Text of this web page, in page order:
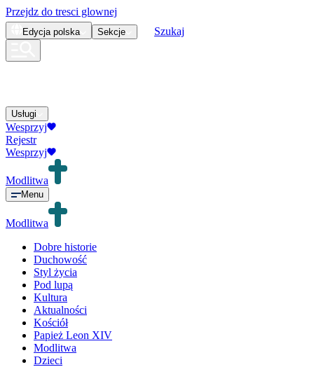
Przejdz do tresci glownej
Edycja polska Sekcje Szukaj
Usługi
Wesprzyj
Rejestr
Wesprzyj
Modlitwa
Menu
Modlitwa
Dobre historie
Duchowość
Styl życia
Pod lupą
Kultura
Aktualności
Kościół
Papież Leon XIV
Modlitwa
Dzieci